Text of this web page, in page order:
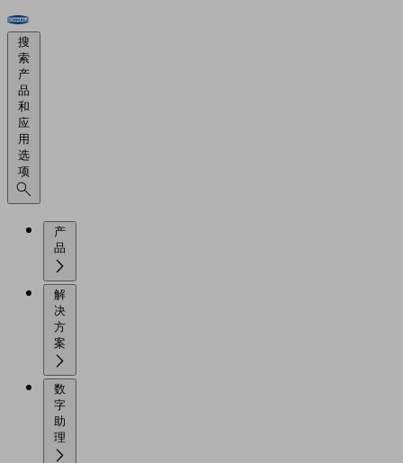
搜
索
产
品
和
应
用
选
项
产
解
决
方
数
字
助